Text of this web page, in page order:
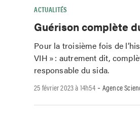
ACTUALITÉS
Guérison complète
Pour la troisième fois de
VIH » : autrement dit,
responsable du sida.
25 février 2023 à 14h54-Agence